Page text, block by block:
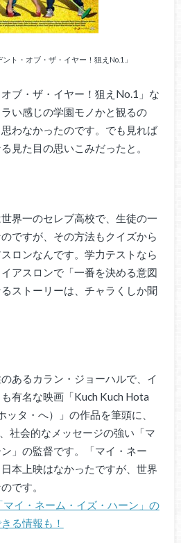
ト・オブ・ザ・イヤー！狙えNo.1」
ブ・ザ・イヤー！狙えNo.1」な
い感じの学園モノかと観るの
わなかったのです。でも見れば
見た目の思いこみだったと。
界一のセレブ高校で、生徒の一
ですが、その方法もクイズから
ロンなんです。学力テストなら
アスロンで「一番を決める意図
ストーリーは、チャラくしか聞
あるカラン・ジョーハルで、イ
有名な映画「Kuch Kuch Hota
タ・へ）」の作品を筆頭に、
社会的なメッセージの強い「マ
」の監督です。「マイ・ネー
本上映はなかったですが、世界
です。
イ・ネーム・イズ・ハーン」の
る情報も！